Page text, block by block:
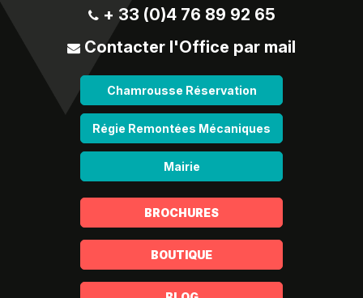
+ 33 (0)4 76 89 92 65
Contacter l'Office par mail
Chamrousse Réservation
Régie Remontées Mécaniques
Mairie
BROCHURES
BOUTIQUE